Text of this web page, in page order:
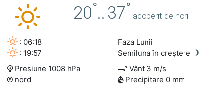
20°.. 37°
acoperit de nori
: 06:18
: 19:57
Faza Lunii
Semiluna în creștere
Presiune 1008 hPa
Vânt 3 m/s
nord
Precipitare 0 mm